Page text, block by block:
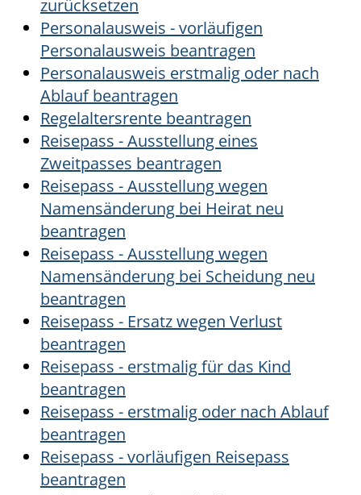
zurücksetzen
Personalausweis - vorläufigen
Personalausweis beantragen
Personalausweis erstmalig oder nach
Ablauf beantragen
Regelaltersrente beantragen
Reisepass - Ausstellung eines
Zweitpasses beantragen
Reisepass - Ausstellung wegen
Namensänderung bei Heirat neu
beantragen
Reisepass - Ausstellung wegen
Namensänderung bei Scheidung neu
beantragen
Reisepass - Ersatz wegen Verlust
beantragen
Reisepass - erstmalig für das Kind
beantragen
Reisepass - erstmalig oder nach Ablauf
beantragen
Reisepass - vorläufigen Reisepass
beantragen